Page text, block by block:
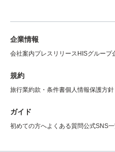
企業情報
会社案内プレスリリース HISグループ
規約
旅行業約款・条件書個人情報保護方針
ガイド
初めての方へよくある質問公式SNS